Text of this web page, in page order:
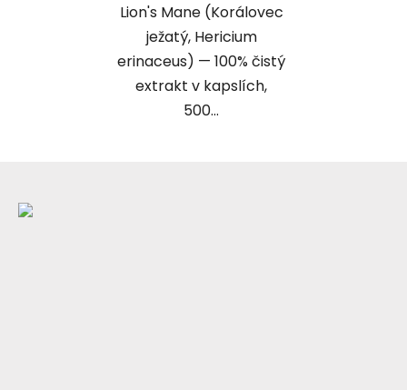
Lion's Mane (Korálovec
ježatý, Hericium
erinaceus) — 100% čistý
extrakt v kapslích,
500...